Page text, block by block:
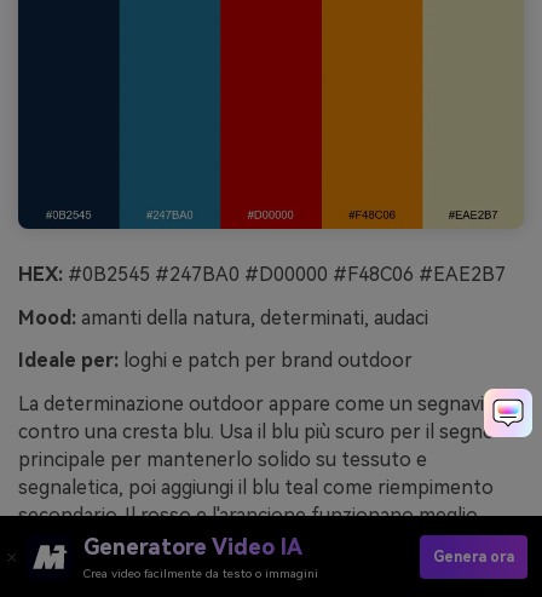
HEX: #0B2545 #247BA0 #D00000 #F48C06 #EAE2B7
Mood: amanti della natura, determinati, audaci
Ideale per: loghi e patch per brand outdoor
La determinazione outdoor appare come un segnavia
contro una cresta blu. Usa il blu più scuro per il segno
principale per mantenerlo solido su tessuto e
segnaletica, poi aggiungi il blu teal come riempimento
secondario. Il rosso e l'arancione funzionano meglio
come piccoli dettagli di energia, come una bandiera sulla
vetta o un punto di percorso. Consiglio: testa il logo in
Generatore Video IA
Crea video facilmente da testo o immagini
Genera ora